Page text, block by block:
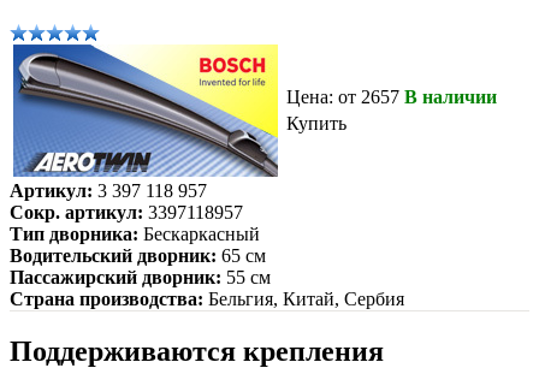
Цена: от 2657 В наличии
Купить
Артикул: 3 397 118 957
Сокр. артикул: 3397118957
Тип дворника: Бескаркасный
Водительский дворник: 65 см
Пассажирский дворник: 55 см
Страна производства: Бельгия, Китай, Сербия
Поддерживаются крепления